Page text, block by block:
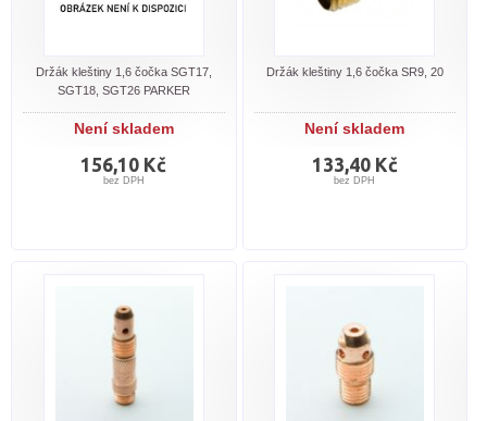
Držák kleštiny 1,6 čočka SGT17,
SGT18, SGT26 PARKER
Není skladem
156,10 Kč
bez DPH
Držák kleštiny 1,6 čočka SR9, 20
Není skladem
133,40 Kč
bez DPH